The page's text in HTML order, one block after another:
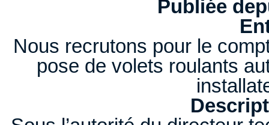
Publiée
Nous recrutons pour le
pose de volets roulants